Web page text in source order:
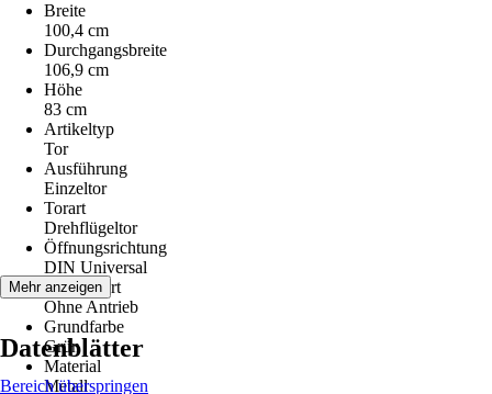
Breite
100,4 cm
Durchgangsbreite
106,9 cm
Höhe
83 cm
Artikeltyp
Tor
Ausführung
Einzeltor
Torart
Drehflügeltor
Öffnungsrichtung
DIN Universal
Antriebsart
Ohne Antrieb
Grundfarbe
Grün
Material
Metall
Mehr anzeigen
Datenblätter
Bereich überspringen